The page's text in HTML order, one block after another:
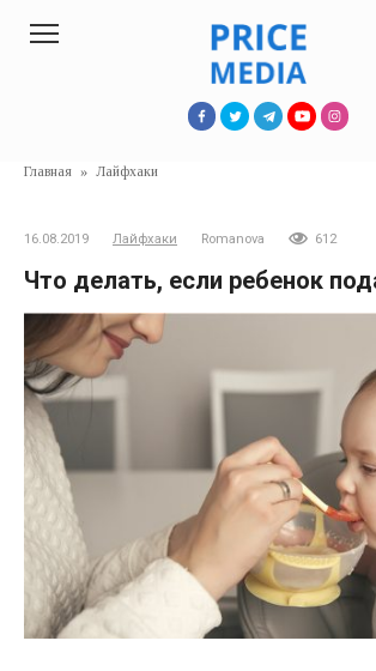
Главная » Лайфхаки
16.08.2019 Лайфхаки Romanova 612
Что делать, если ребенок